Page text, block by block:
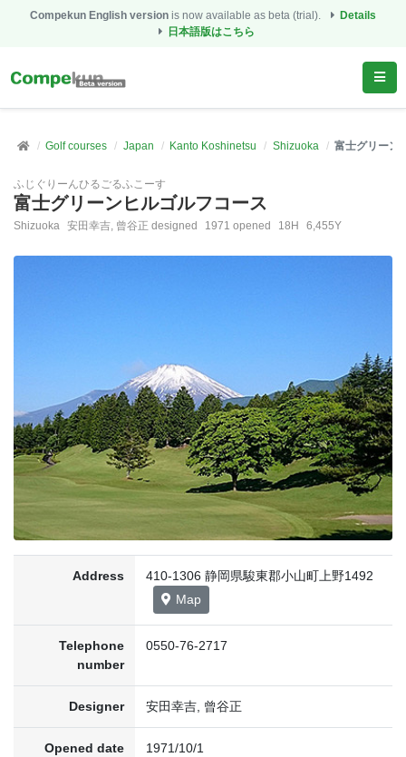
Compekun English version is now available as beta (trial).
Details
日本語版はこちら
Golf courses Japan Kanto Koshinetsu Shizuoka 富士グリーン
ふじぐりーんひるごるふこーす
富士グリーンヒルゴルフコース
Shizuoka 安田幸吉, 曾谷正 designed 1971 opened 18H 6,455Y
Address
410-1306 静岡県駿東郡小山町上野1492
Map
Telephone
number
0550-76-2717
Designer 安田幸吉, 曾谷正
Opened date 1971/10/1